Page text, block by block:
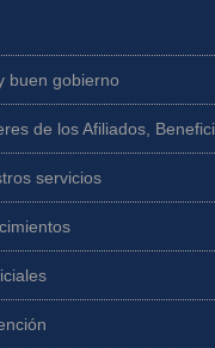
buen gobierno
de los Afiliados,
servicios